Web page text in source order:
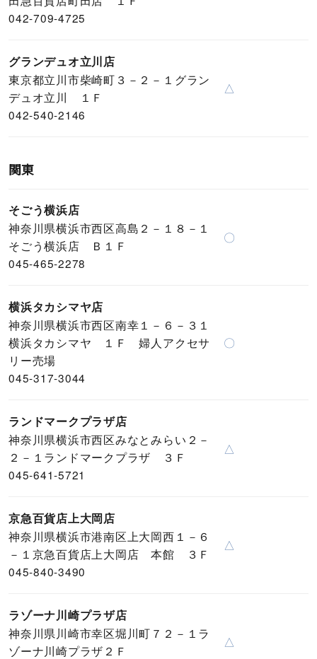
042-709-4725
グランデュオ立川店
東京都立川市柴崎町３－２－１グラン
デュオ立川 １Ｆ
042-540-2146
△
関東
そごう横浜店
神奈川県横浜市西区高島２－１８－１
そごう横浜店 Ｂ１Ｆ
045-465-2278
〇
横浜タカシマヤ店
神奈川県横浜市西区南幸１－６－３１
横浜タカシマヤ １Ｆ 婦人アクセサ
リー売場
045-317-3044
〇
ランドマークプラザ店
神奈川県横浜市西区みなとみらい２－
２－１ランドマークプラザ ３Ｆ
045-641-5721
△
京急百貨店上大岡店
神奈川県横浜市港南区上大岡西１－６
－１京急百貨店上大岡店 本館 ３Ｆ
045-840-3490
△
ラゾーナ川崎プラザ店
神奈川県川崎市幸区堀川町７２－１ラ
ゾーナ川崎プラザ２Ｆ
△